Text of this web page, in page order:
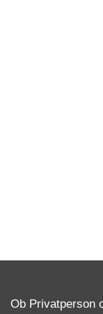
Ob Privatperson